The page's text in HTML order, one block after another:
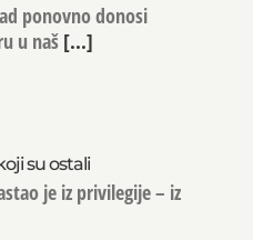
ponovno donosi
u naš [...]
su ostali
je iz privilegije – iz